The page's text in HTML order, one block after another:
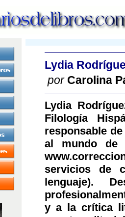
Lydia
por Carolina
Lydia
Filología
responsable
al mundo de
servicios de
lenguaje).
y a la crítica